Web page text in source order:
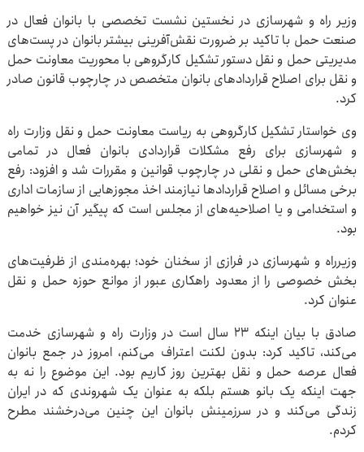
وزیر راه و شهرسازی در نخستین نشست تخصصی با بانوان فعال در
صنعت حمل با تاکید بر ضرورت نقش‌آفرینی بیشتر بانوان در پست‌های
مدیریتی حمل و نقل دستور تشکیل کارگروهی با محوریت معاونت حمل
و نقل برای اصلاح قراردادهای بانوان متخصص در چارچوب قانون صادر
کرد.
وی خواستار تشکیل کارگروهی به ریاست معاونت حمل و نقل وزارت راه
و شهرسازی برای رفع مشکلات قراردادی بانوان فعال در تمامی
بخش‌های حمل و نقلی در چارچوب قوانین و مقررات شد و افزود: رفع
برخی مسائل و اصلاح قراردادها نیازمند اخذ مجوزهایی از سازمات اداری
و استخدامی و یا اصلاحیه‌های از مجلس است که پیگیر آن نیز خواهیم
بود.
وزیرراه و شهرسازی در فرازی از سخنان خود؛ بهره‌مندی از ظرفیت‌های
بخش خصوصی را از معدود راهکاری عبور از موانع حوزه حمل و نقل
عنوان کرد.
صادق با بیان اینکه ۲۳ سال است در وزارت راه و شهرسازی خدمت
می‌کند، تاکید کرد: بدون لکنت اعتراف می‌کنم، امروز در جمع بانوان
فعال عرصه حمل و نقل بهترین روز کاریم بود. این موضوع را نه به
جهت اینکه یک بانو هستم بلکه به عنوان یک شهروندی که در ایران
زندگی می‌کند و در سرزمینش بانوان این چنین می‌درخشند مطرح
کردم.